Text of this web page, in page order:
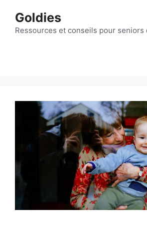
contenu
Goldies
Ressources et conseils pour seniors